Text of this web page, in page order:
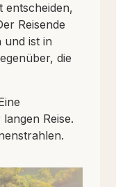
entscheiden,
Reisende
und ist in
die
Reise.